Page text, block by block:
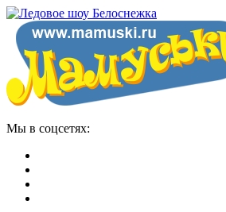
Мы в соцсетях: